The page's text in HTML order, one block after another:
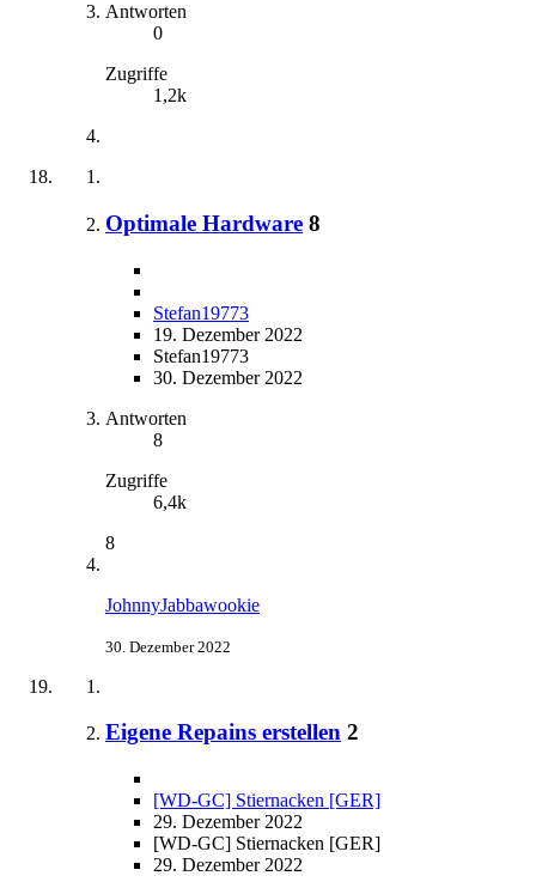
Antworten
0
Zugriffe
1,2k
Optimale Hardware 8
Stefan19773
19. Dezember 2022
Stefan19773
30. Dezember 2022
Antworten
8
Zugriffe
6,4k
8
JohnnyJabbawookie
30. Dezember 2022
Eigene Repains erstellen 2
[WD-GC] Stiernacken [GER]
29. Dezember 2022
[WD-GC] Stiernacken [GER]
29. Dezember 2022